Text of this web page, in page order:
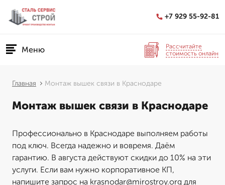
+7 929 55-92-81
Меню
Рассчитайте
стоимость онлайн
Главная Монтаж вышек связи в Краснодаре
Монтаж вышек связи в Краснодаре
Профессионально в Краснодаре выполняем работы
под ключ. Всегда надежно и вовремя. Даём
гарантию. В августа действуют скидки до 10% на эти
услуги. Если вам нужно корпоративное КП,
напишите запрос на krasnodar@mirostroy.org для